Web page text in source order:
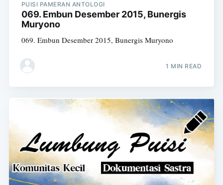
PUISI PAMERAN ANTOLOGI
069. Embun Desember 2015, Bunergis
Muryono
069. Embun Desember 2015, Bunergis Muryono
1 MIN READ